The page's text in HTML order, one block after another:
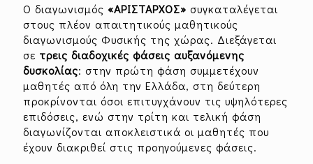
Ο διαγωνισμός «ΑΡΙΣΤΑΡΧΟΣ» συγκαταλέγεται
στους πλέον απαιτητικούς μαθητικούς
διαγωνισμούς Φυσικής της χώρας. Διεξάγεται
σε τρεις διαδοχικές φάσεις αυξανόμενης
δυσκολίας: στην πρώτη φάση συμμετέχουν
μαθητές από όλη την Ελλάδα, στη δεύτερη
προκρίνονται όσοι επιτυγχάνουν τις υψηλότερες
επιδόσεις, ενώ στην τρίτη και τελική φάση
διαγωνίζονται αποκλειστικά οι μαθητές που
έχουν διακριθεί στις προηγούμενες φάσεις.